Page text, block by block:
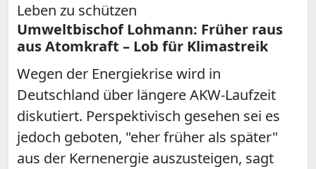
Leben zu schützen
Umweltbischof Lohmann: Früher raus
aus Atomkraft – Lob für Klimastreik
Wegen der Energiekrise wird in
Deutschland über längere AKW-Laufzeit
diskutiert. Perspektivisch gesehen sei es
jedoch geboten, "eher früher als später"
aus der Kernenergie auszusteigen, sagt